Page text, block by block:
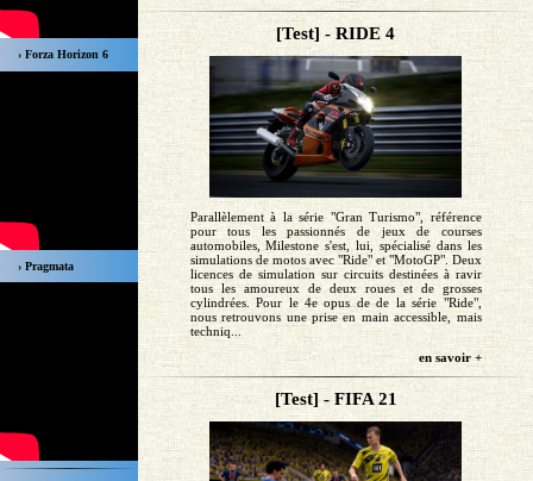
› Forza Horizon 6
› Pragmata
[Test] - RIDE 4
Parallèlement à la série "Gran Turismo", référence
pour tous les passionnés de jeux de courses
automobiles, Milestone s'est, lui, spécialisé dans les
simulations de motos avec "Ride" et "MotoGP". Deux
licences de simulation sur circuits destinées à ravir
tous les amoureux de deux roues et de grosses
cylindrées. Pour le 4e opus de de la série "Ride",
nous retrouvons une prise en main accessible, mais
techniq...
en savoir +
[Test] - FIFA 21